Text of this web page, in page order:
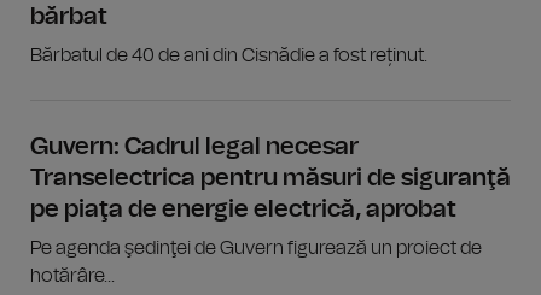
bărbat
Bărbatul de 40 de ani din Cisnădie a fost reținut.
Guvern: Cadrul legal necesar
Transelectrica pentru măsuri de siguranţă
pe piaţa de energie electrică, aprobat
Pe agenda şedinţei de Guvern figurează un proiect de
hotărâre...